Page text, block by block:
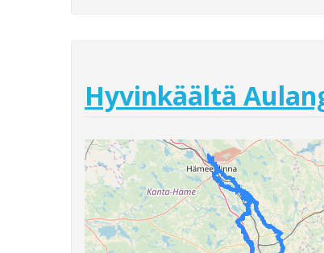
Hyvinkäältä